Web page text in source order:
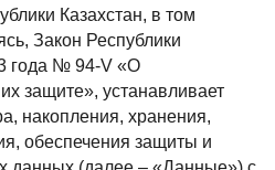
Казахстан, в том
Закон Республики
года № 94-V «О
защите», устанавливает
накопления, хранения,
обеспечения защиты и